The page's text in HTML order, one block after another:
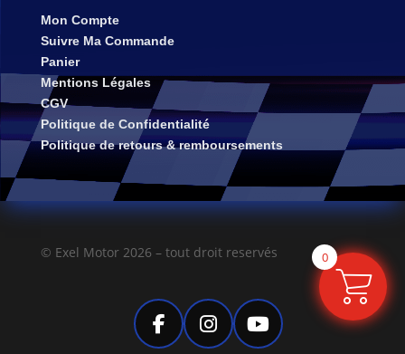
Mon Compte
Suivre Ma Commande
Panier
Mentions Légales
CGV
Politique de Confidentialité
Politique de retours & remboursements
© Exel Motor 2026 – tout droit reservés 0